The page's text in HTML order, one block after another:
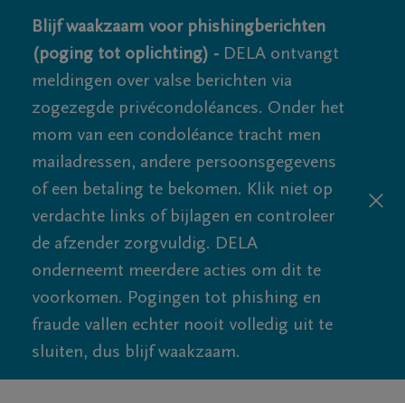
Blijf waakzaam voor phishingberichten
(poging tot oplichting) - DELA ontvangt
meldingen over valse berichten via
zogezegde privécondoléances. Onder het
mom van een condoléance tracht men
mailadressen, andere persoonsgegevens
of een betaling te bekomen. Klik niet op
verdachte links of bijlagen en controleer
de afzender zorgvuldig. DELA
onderneemt meerdere acties om dit te
voorkomen. Pogingen tot phishing en
fraude vallen echter nooit volledig uit te
sluiten, dus blijf waakzaam.